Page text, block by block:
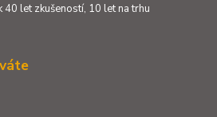
40 let zkušeností, 10 let na trhu